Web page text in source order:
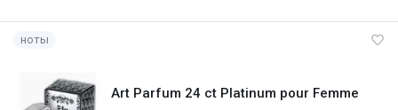
ноты
Art Parfum 24 ct Platinum pour Femme